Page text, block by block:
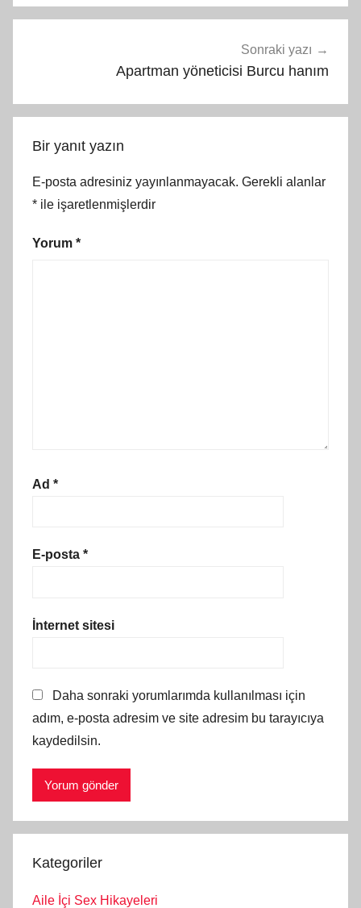
Sonraki yazı
Apartman yöneticisi Burcu hanım
Bir yanıt yazın
E-posta adresiniz yayınlanmayacak. Gerekli alanlar
* ile işaretlenmişlerdir
Yorum *
Ad *
E-posta *
İnternet sitesi
Daha sonraki yorumlarımda kullanılması için
adım, e-posta adresim ve site adresim bu tarayıcıya
kaydedilsin.
Kategoriler
Aile İçi Sex Hikayeleri